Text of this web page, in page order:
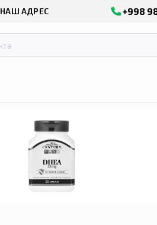
НАШ АДРЕС +998